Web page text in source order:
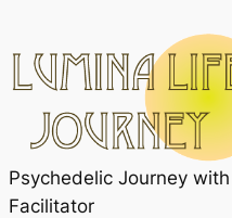
容
プ
Psychedelic Journey
Facilitator